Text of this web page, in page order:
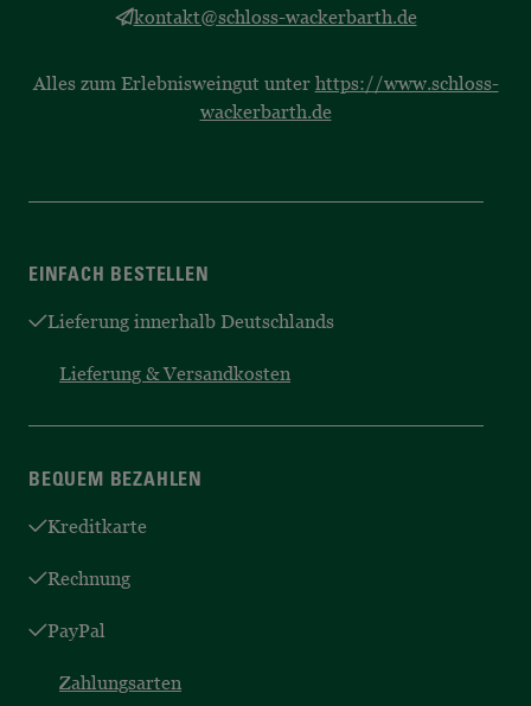
kontakt@schloss-wackerbarth.de
Alles zum Erlebnisweingut unter https://www.schloss-
wackerbarth.de
EINFACH BESTELLEN
Lieferung innerhalb Deutschlands
Lieferung & Versandkosten
BEQUEM BEZAHLEN
Kreditkarte
Rechnung
PayPal
Zahlungsarten